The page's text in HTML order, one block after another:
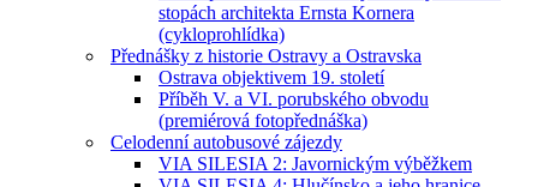
stopách architekta Ernsta Kornera
(cykloprohlídka)
Přednášky z historie Ostravy a Ostravska
Ostrava objektivem 19. století
Příběh V. a VI. porubského obvodu
(premiérová fotopřednáška)
Celodenní autobusové zájezdy
VIA SILESIA 2: Javornickým výběžkem